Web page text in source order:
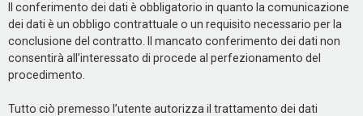
Il conferimento dei dati è obbligatorio in quanto la comunicazione
dei dati è un obbligo contrattuale o un requisito necessario per la
conclusione del contratto. Il mancato conferimento dei dati non
consentirà all’interessato di procede al perfezionamento del
procedimento.
Tutto ciò premesso l’utente autorizza il trattamento dei dati